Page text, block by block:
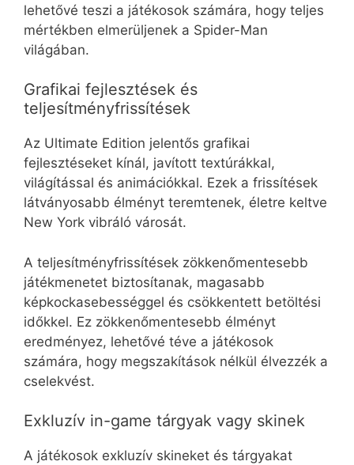
lehetővé teszi a játékosok számára, hogy teljes
mértékben elmerüljenek a Spider-Man
világában.
Grafikai fejlesztések és
teljesítményfrissítések
Az Ultimate Edition jelentős grafikai
fejlesztéseket kínál, javított textúrákkal,
világítással és animációkkal. Ezek a frissítések
látványosabb élményt teremtenek, életre keltve
New York vibráló városát.
A teljesítményfrissítések zökkenőmentesebb
játékmenetet biztosítanak, magasabb
képkockasebességgel és csökkentett betöltési
időkkel. Ez zökkenőmentesebb élményt
eredményez, lehetővé téve a játékosok
számára, hogy megszakítások nélkül élvezzék a
cselekvést.
Exkluzív in-game tárgyak vagy skinek
A játékosok exkluzív skineket és tárgyakat